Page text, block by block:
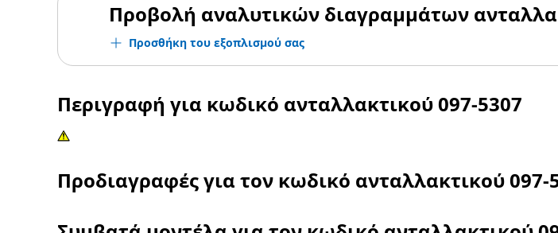
Προβολή αναλυτικών διαγραμμάτων
Προσθήκη του εξοπλισμού σας
Περιγραφή για κωδικό ανταλλακτικού097-5307
Προδιαγραφές για τον κωδικό ανταλλακτικού097-